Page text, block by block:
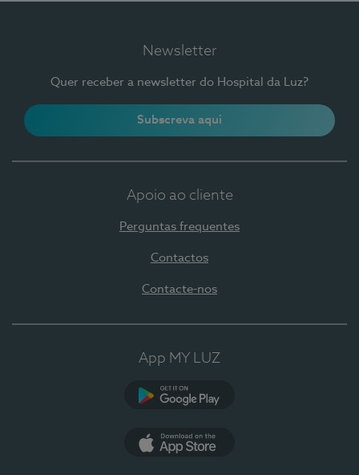
Newsletter
Quer receber a newsletter do Hospital da Luz?
Subscreva aqui
Apoio ao cliente
Perguntas frequentes
Contactos
Contacte-nos
App MY LUZ